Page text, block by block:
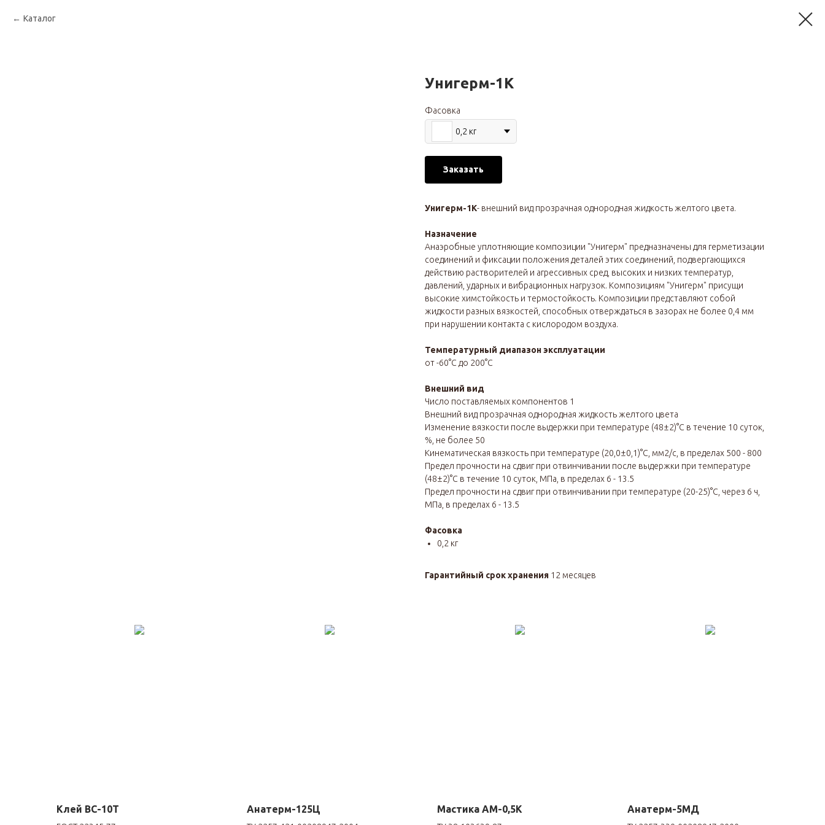
Каталог
Унигерм-1К
Фасовка
0,2 кг
Заказать
Унигерм-1К- внешний вид прозрачная однородная жидкость желтого цвета.
Назначение
Анаэробные уплотняющие композиции "Унигерм" предназначены для герметизации
соединений и фиксации положения деталей этих соединений, подвергающихся
действию растворителей и агрессивных сред, высоких и низких температур,
давлений, ударных и вибрационных нагрузок. Композициям "Унигерм" присущи
высокие химстойкость и термостойкость. Композиции представляют собой
жидкости разных вязкостей, способных отверждаться в зазорах не более 0,4 мм
при нарушении контакта с кислородом воздуха.
Температурный диапазон эксплуатации
от -60°С до 200°С
Внешний вид
Число поставляемых компонентов 1
Внешний вид прозрачная однородная жидкость желтого цвета
Изменение вязкости после выдержки при температуре (48±2)°С в течение 10 суток,
%, не более 50
Кинематическая вязкость при температуре (20,0±0,1)°С, мм2/с, в пределах 500 - 800
Предел прочности на сдвиг при отвинчивании после выдержки при температуре
(48±2)°С в течение 10 суток, МПа, в пределах 6 - 13.5
Предел прочности на сдвиг при отвинчивании при температуре (20-25)°С, через 6 ч,
МПа, в пределах 6 - 13.5
Фасовка
0,2 кг
Гарантийный срок хранения 12 месяцев
Клей ВС-10Т Анатерм-125Ц Мастика АМ-0,5К Анатерм-5МД